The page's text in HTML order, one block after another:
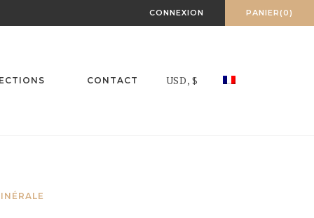
CONNEXION PANIER(0)
CONTACT USD, $